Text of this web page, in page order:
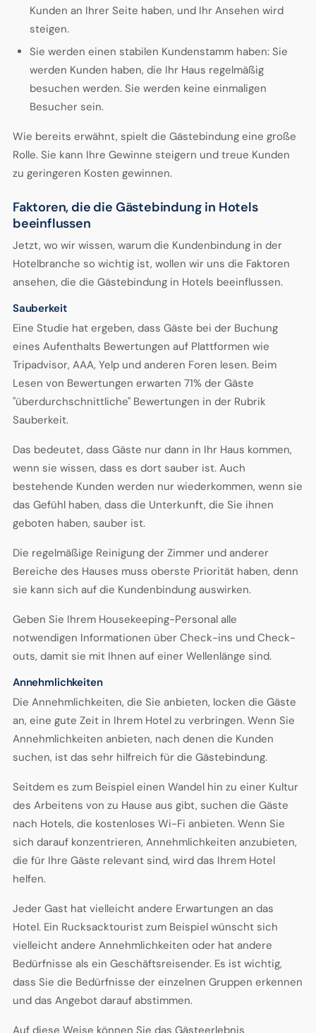
Kunden an Ihrer Seite haben, und Ihr Ansehen wird
steigen.
Sie werden einen stabilen Kundenstamm haben: Sie
werden Kunden haben, die Ihr Haus regelmäßig
besuchen werden. Sie werden keine einmaligen
Besucher sein.
Wie bereits erwähnt, spielt die Gästebindung eine große
Rolle. Sie kann Ihre Gewinne steigern und treue Kunden
zu geringeren Kosten gewinnen.
Faktoren, die die Gästebindung in Hotels
beeinflussen
Jetzt, wo wir wissen, warum die Kundenbindung in der
Hotelbranche so wichtig ist, wollen wir uns die Faktoren
ansehen, die die Gästebindung in Hotels beeinflussen.
Sauberkeit
Eine Studie hat ergeben, dass Gäste bei der Buchung
eines Aufenthalts Bewertungen auf Plattformen wie
Tripadvisor, AAA, Yelp und anderen Foren lesen. Beim
Lesen von Bewertungen erwarten 71% der Gäste
"überdurchschnittliche" Bewertungen in der Rubrik
Sauberkeit.
Das bedeutet, dass Gäste nur dann in Ihr Haus kommen,
wenn sie wissen, dass es dort sauber ist. Auch
bestehende Kunden werden nur wiederkommen, wenn sie
das Gefühl haben, dass die Unterkunft, die Sie ihnen
geboten haben, sauber ist.
Die regelmäßige Reinigung der Zimmer und anderer
Bereiche des Hauses muss oberste Priorität haben, denn
sie kann sich auf die Kundenbindung auswirken.
Geben Sie Ihrem Housekeeping-Personal alle
notwendigen Informationen über Check-ins und Check-
outs, damit sie mit Ihnen auf einer Wellenlänge sind.
Annehmlichkeiten
Die Annehmlichkeiten, die Sie anbieten, locken die Gäste
an, eine gute Zeit in Ihrem Hotel zu verbringen. Wenn Sie
Annehmlichkeiten anbieten, nach denen die Kunden
suchen, ist das sehr hilfreich für die Gästebindung.
Seitdem es zum Beispiel einen Wandel hin zu einer Kultur
des Arbeitens von zu Hause aus gibt, suchen die Gäste
nach Hotels, die kostenloses Wi-Fi anbieten. Wenn Sie
sich darauf konzentrieren, Annehmlichkeiten anzubieten,
die für Ihre Gäste relevant sind, wird das Ihrem Hotel
helfen.
Jeder Gast hat vielleicht andere Erwartungen an das
Hotel. Ein Rucksacktourist zum Beispiel wünscht sich
vielleicht andere Annehmlichkeiten oder hat andere
Bedürfnisse als ein Geschäftsreisender. Es ist wichtig,
dass Sie die Bedürfnisse der einzelnen Gruppen erkennen
und das Angebot darauf abstimmen.
Auf diese Weise können Sie das Gästeerlebnis